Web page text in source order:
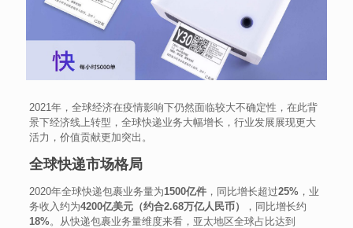
2021年，全球经济在疫情影响下仍然面临较大不确定性，在此背
景下经济线上转型，全球快递业务大幅增长，行业发展展现更大
活力，价值贡献更加突出。
全球快递市场格局
2020年全球快递包裹业务量为1500亿件，同比增长超过25%，业
务收入约为4200亿美元（约合2.68万亿人民币）
，同比增长约
18%。从快递包裹业务量维度来看，亚太地区全球占比达到